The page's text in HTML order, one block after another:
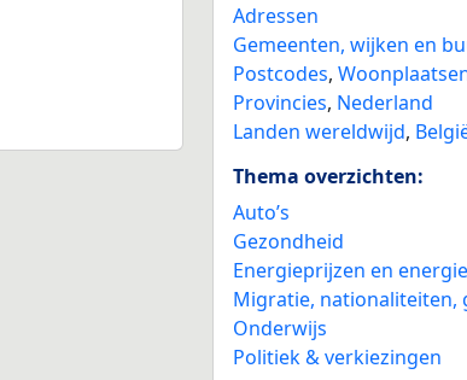
Adressen
Gemeenten, wijken en
Postcodes,
Provincies, Nederland
Landen wereldwijd,
Thema overzichten:
Auto’s
Gezondheid
Energieprijzen en
Migratie, nationaliteiten,
Onderwijs
Politiek & verkiezingen